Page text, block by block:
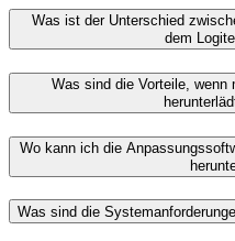
Was ist der Unterschied
dem
Was sind die Vorteile, wenn
Wo kann ich die
Was sind die